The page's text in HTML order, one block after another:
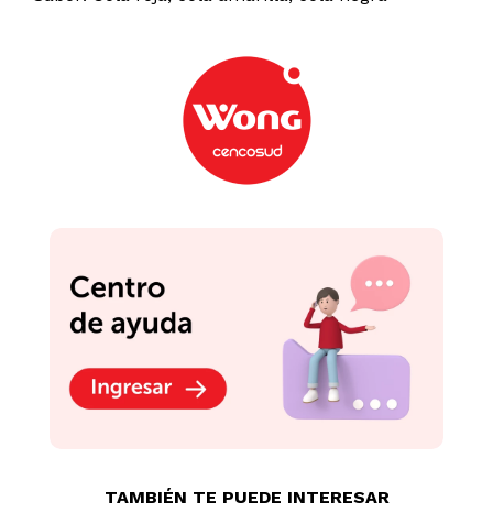
AZUCAR/GRASAS-
Toffees de Chocolate
La Ibérica Bolsa 150 g
-28 %
Caramelos Cavendish &
Harvey Cherry Drops
Lata 200 g
90
S/
10.90